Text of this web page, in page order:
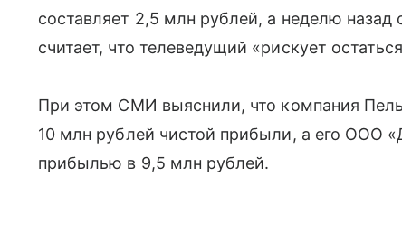
составляет 2,5 млн рублей, а неделю
считает, что телеведущий «рискует
При этом СМИ выяснили, что компания
10 млн рублей чистой прибыли, а его ООО
прибылью в 9,5 млн рублей.